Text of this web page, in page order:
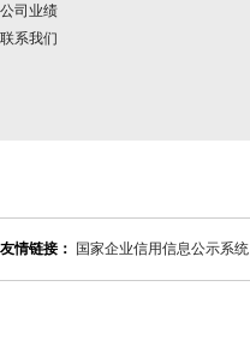
公司业绩
联系我们
友情链接： 国家企业信用信息公示系统